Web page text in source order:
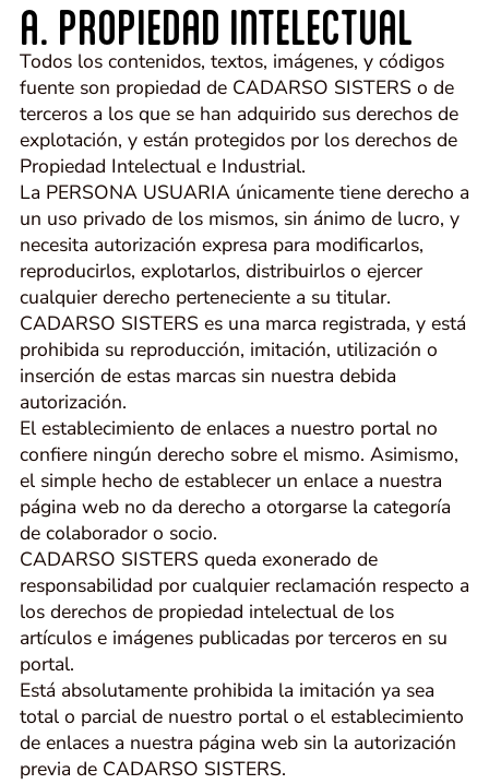
A. PROPIEDAD INTELECTUAL
Todos los contenidos, textos, imágenes, y códigos
fuente son propiedad de CADARSO SISTERS o de
terceros a los que se han adquirido sus derechos de
explotación, y están protegidos por los derechos de
Propiedad Intelectual e Industrial.
La PERSONA USUARIA únicamente tiene derecho a
un uso privado de los mismos, sin ánimo de lucro, y
necesita autorización expresa para modificarlos,
reproducirlos, explotarlos, distribuirlos o ejercer
cualquier derecho perteneciente a su titular.
CADARSO SISTERS es una marca registrada, y está
prohibida su reproducción, imitación, utilización o
inserción de estas marcas sin nuestra debida
autorización.
El establecimiento de enlaces a nuestro portal no
confiere ningún derecho sobre el mismo. Asimismo,
el simple hecho de establecer un enlace a nuestra
página web no da derecho a otorgarse la categoría
de colaborador o socio.
CADARSO SISTERS queda exonerado de
responsabilidad por cualquier reclamación respecto a
los derechos de propiedad intelectual de los
artículos e imágenes publicadas por terceros en su
portal.
Está absolutamente prohibida la imitación ya sea
total o parcial de nuestro portal o el establecimiento
de enlaces a nuestra página web sin la autorización
previa de CADARSO SISTERS.